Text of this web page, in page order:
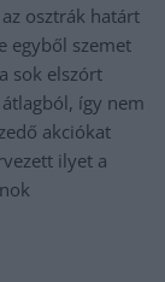
osztrák határt
egyből szemet
sok elszórt
így nem
akciókat
ilyet a